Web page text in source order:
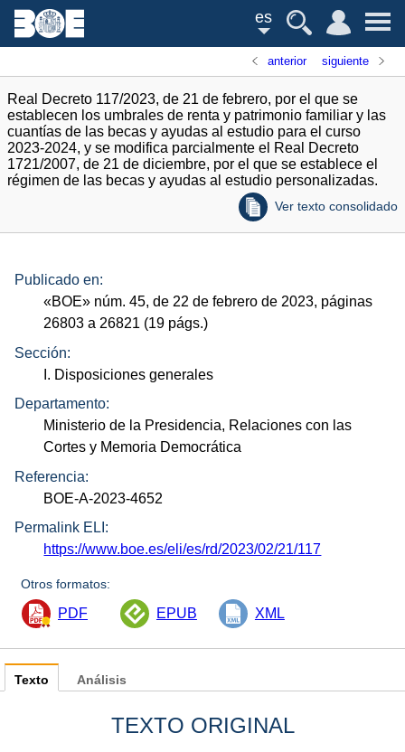
es
anterior siguiente
Real Decreto 117/2023, de 21 de febrero, por el que se
establecen los umbrales de renta y patrimonio familiar y las
cuantías de las becas y ayudas al estudio para el curso
2023-2024, y se modifica parcialmente el Real Decreto
1721/2007, de 21 de diciembre, por el que se establece el
régimen de las becas y ayudas al estudio personalizadas.
Ver texto consolidado
Publicado en:
«BOE» núm. 45, de 22 de febrero de 2023, páginas
26803 a 26821 (19 págs.)
Sección:
I. Disposiciones generales
Departamento:
Ministerio de la Presidencia, Relaciones con las
Cortes y Memoria Democrática
Referencia:
BOE-A-2023-4652
Permalink ELI:
https://www.boe.es/eli/es/rd/2023/02/21/117
Otros formatos:
PDF EPUB XML
Texto
TEXTO ORIGINAL
Análisis